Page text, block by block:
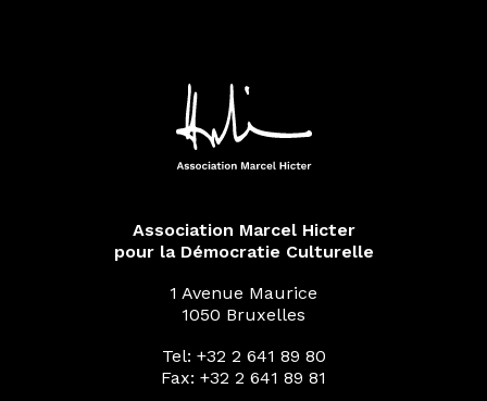
Association Marcel Hicter
pour la Démocratie Culturelle
1 Avenue Maurice
1050 Bruxelles
Tel: +32 2 641 89 80
Fax: +32 2 641 89 81